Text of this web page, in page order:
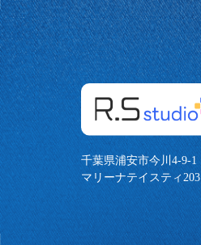
千葉県浦安市今川4-9-1
マリーナテイスティ203